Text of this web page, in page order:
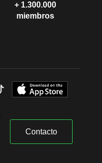
+ 1.300.000
miembros
Contacto